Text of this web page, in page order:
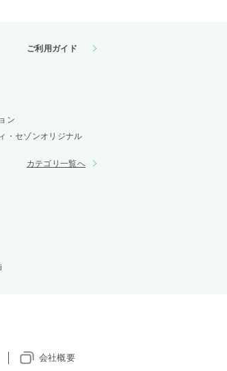
ご利用ガイド
ン
・セゾンオリジナル
カテゴリ一覧へ
会社概要